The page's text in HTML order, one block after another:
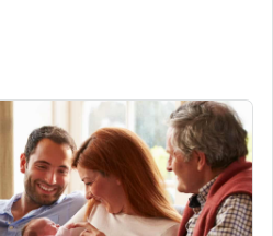
VISIT LINK FOR DETAILS.